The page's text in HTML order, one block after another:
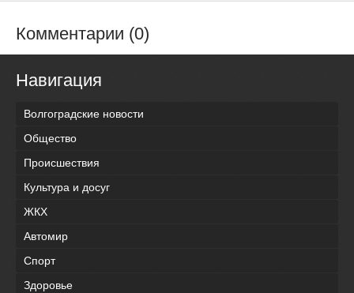
Комментарии (0)
Навигация
Волгоградские новости
Общество
Происшествия
Культура и досуг
ЖКХ
Автомир
Спорт
Здоровье